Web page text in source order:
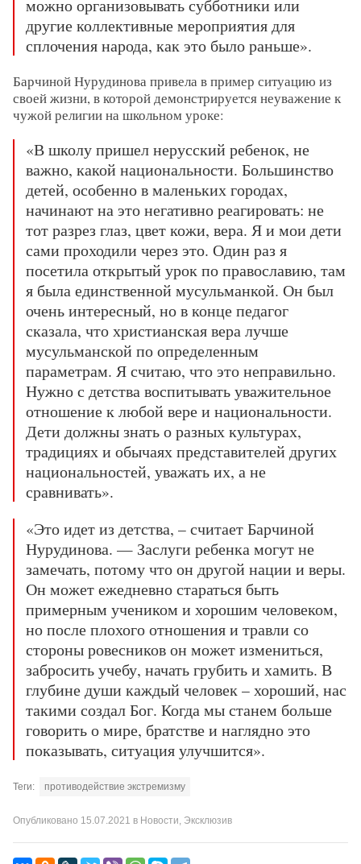
можно организовывать субботники или
другие коллективные мероприятия для
сплочения народа, как это было раньше».
Барчиной Нурудинова привела в пример ситуацию из
своей жизни, в которой демонстрируется неуважение к
чужой религии на школьном уроке:
«В школу пришел нерусский ребенок, не
важно, какой национальности. Большинство
детей, особенно в маленьких городах,
начинают на это негативно реагировать: не
тот разрез глаз, цвет кожи, вера. Я и мои дети
сами проходили через это. Один раз я
посетила открытый урок по православию, там
я была единственной мусульманкой. Он был
очень интересный, но в конце педагог
сказала, что христианская вера лучше
мусульманской по определенным
параметрам. Я считаю, что это неправильно.
Нужно с детства воспитывать уважительное
отношение к любой вере и национальности.
Дети должны знать о разных культурах,
традициях и обычаях представителей других
национальностей, уважать их, а не
сравнивать».
«Это идет из детства, – считает Барчиной
Нурудинова. — Заслуги ребенка могут не
замечать, потому что он другой нации и веры.
Он может ежедневно стараться быть
примерным учеником и хорошим человеком,
но после плохого отношения и травли со
стороны ровесников он может измениться,
забросить учебу, начать грубить и хамить. В
глубине души каждый человек – хороший, нас
такими создал Бог. Когда мы станем больше
говорить о мире, братстве и наглядно это
показывать, ситуация улучшится».
Теги: противодействие экстремизму
Опубликовано 15.07.2021 в Новости Эксклюзив